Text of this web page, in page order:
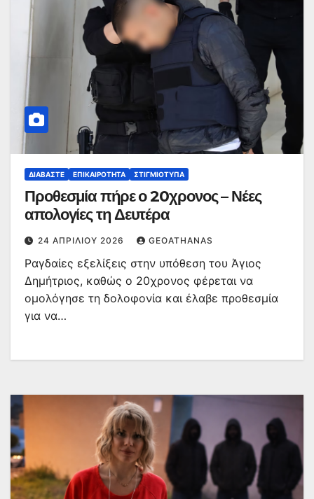
ΔΙΑΒΆΣΤΕ ΕΠΙΚΑΙΡΌΤΗΤΑ ΣΤΙΓΜΙΌΤΥΠΑ
Προθεσμία πήρε ο 20χρονος – Νέες
απολογίες τη Δευτέρα
24 ΑΠΡΙΛΊΟΥ 2026 GEOATHANAS
Ραγδαίες εξελίξεις στην υπόθεση του Άγιος
Δημήτριος, καθώς ο 20χρονος φέρεται να
ομολόγησε τη δολοφονία και έλαβε προθεσμία
για να…